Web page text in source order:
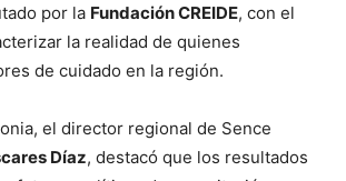
por la Fundación CREIDE, con el
la realidad de quienes
de cuidado en la región.
el director regional de Sence
Díaz, destacó que los resultados